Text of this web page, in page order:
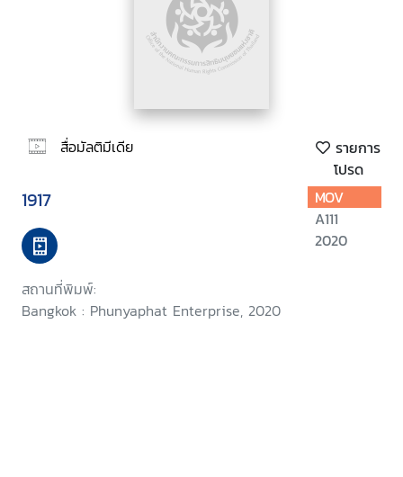
สื่อมัลติมีเดีย
รายการ
โปรด
1917
สถานที่พิมพ์:
Bangkok : Phunyaphat Enterprise, 2020
MOV
A111
2020